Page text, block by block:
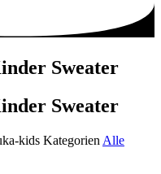
Sweater
Sweater
kids Kategorien Alle